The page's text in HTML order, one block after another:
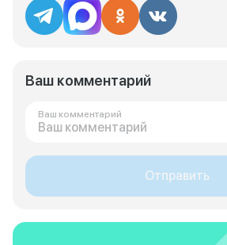
Ваш комментарий
Ваш комментарий
Отправить